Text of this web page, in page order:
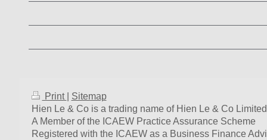
Print
Sitemap
Hien Le & Co is a trading name of Hien Le & Co Limited
A Member of the ICAEW Practice Assurance Scheme
Registered with the ICAEW as a Business Finance